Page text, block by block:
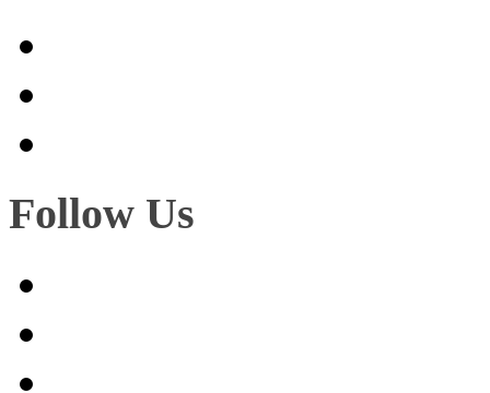
Follow Us